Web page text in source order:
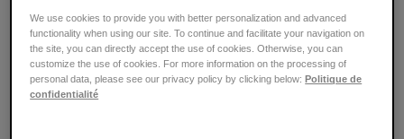
Los síntomas varían en función de los individuos y de la
edad.
We use cookies to provide you with better personalization and advanced
functionality when using our site. To continue and facilitate your navigation on
the site, you can directly accept the use of cookies. Otherwise, you can
customize the use of cookies. For more information on the processing of
personal data, please see our privacy policy by clicking below: Politique de
confidentialité